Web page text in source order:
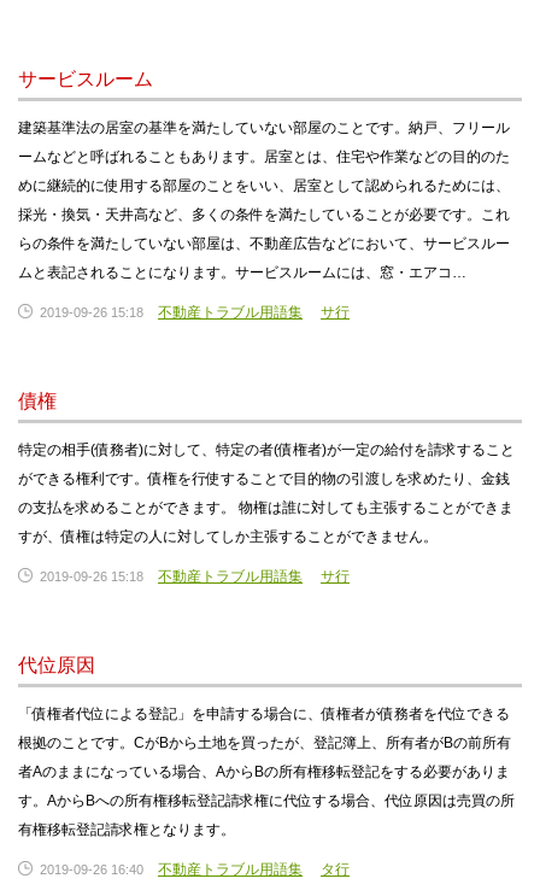
サービスルーム
建築基準法の居室の基準を満たしていない部屋のことです。納戸、フリール
ームなどと呼ばれることもあります。居室とは、住宅や作業などの目的のた
めに継続的に使用する部屋のことをいい、居室として認められるためには、
採光・換気・天井高など、多くの条件を満たしていることが必要です。これ
らの条件を満たしていない部屋は、不動産広告などにおいて、サービスルー
ムと表記されることになります。サービスルームには、窓・エアコ…
2019-09-26 15:18 不動産トラブル用語集 サ行
債権
特定の相手(債務者)に対して、特定の者(債権者)が一定の給付を請求すること
ができる権利です。債権を行使することで目的物の引渡しを求めたり、金銭
の支払を求めることができます。 物権は誰に対しても主張することができま
すが、債権は特定の人に対してしか主張することができません。
2019-09-26 15:18 不動産トラブル用語集 サ行
代位原因
「債権者代位による登記」を申請する場合に、債権者が債務者を代位できる
根拠のことです。CがBから土地を買ったが、登記簿上、所有者がBの前所有
者Aのままになっている場合、AからBの所有権移転登記をする必要がありま
す。AからBへの所有権移転登記請求権に代位する場合、代位原因は売買の所
有権移転登記請求権となります。
2019-09-26 16:40 不動産トラブル用語集 タ行